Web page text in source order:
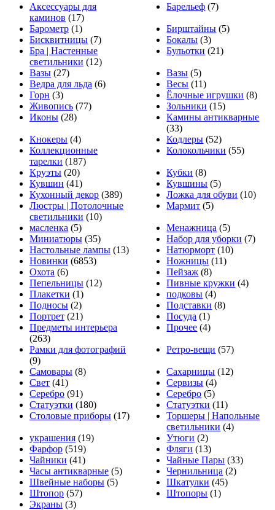
Аксессуары для
каминов (17)
Барельеф (7)
Барометр (1) Бирштайны (5)
Бисквитницы (7) Бокалы (3)
Бра | Настенные
светильники (12)
Бульотки (21)
Вазы (27) Вазы (5)
Ведра для льда (6) Весы (11)
Горн (3) Ёлочные игрушки (8)
Живопись (77) Зольники (15)
Иконы (28)
Камины антикварные
(33)
Кнокеры (4) Кодлеры (52)
Коллекционные
тарелки (187)
Колокольчики (55)
Круэты (20) Кубки (8)
Кувшин (41) Кувшины (5)
Кухонный декор (389) Ложка для обуви (10)
Люстры | Потолочные
светильники (10)
Мармит (5)
масленка (5) Менажница (5)
Миниатюры (35) Набор для уборки (7)
Настольные лампы (13) Натюрморт (10)
Новинки (6853) Ножницы (11)
Охота (6) Пейзаж (8)
Пепельницы (12) Пивные кружки (4)
Плакетки (1) подковы (4)
Подносы (2) Подставки (8)
Портрет (21) Посуда (1)
Предметы интерьера
(263)
Прочее (4)
Рамки для фотографий
(9)
Ретро-вещи (57)
Самовары (8) Сахарницы (12)
Свет (41) Сервизы (4)
Серебро (91) Серебро (5)
Статуэтки (180) Статуэтки (11)
Столовые приборы (17)
Торшеры | Напольные
светильники (4)
украшения (19) Утюги (2)
Фарфор (519) Фляги (13)
Чайники (41) Чайные Пары (33)
Часы антикварные (5) Чернильница (2)
Швейные наборы (5) Шкатулки (45)
Штопор (57) Штопоры (1)
Экраны (3)